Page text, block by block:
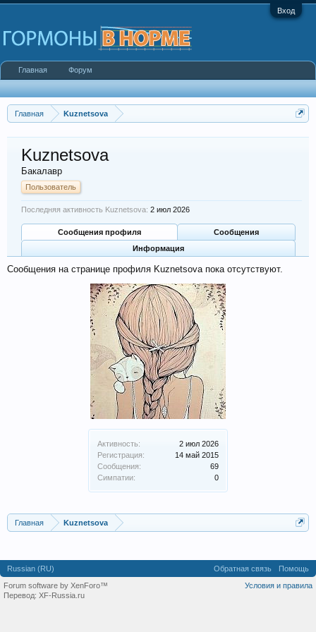
Вход
Главная Kuznetsova
Активность:
2 июл 2026
Регистрация:
14 май 2015
Сообщения:
69
Симпатии:
0
Kuznetsova
Бакалавр
Пользователь
Последняя активность Kuznetsova: 2 июл 2026
Сообщения профиля
Сообщения
Информация
Сообщения на странице профиля Kuznetsova пока отсутствуют.
Главная Kuznetsova
Главная Форум
Russian (RU) Обратная связь
Помощь
Условия и правила
Forum software by XenForo™
Перевод: XF-Russia.ru